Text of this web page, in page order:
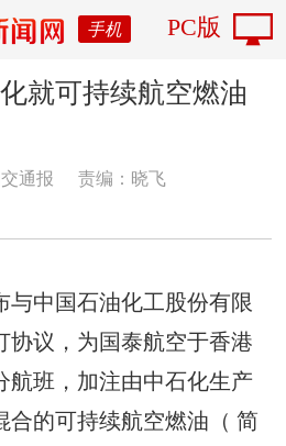
手机 PC版
就可持续航空燃油
通报
责编：晓飞
与中国石油化工股份有限
协议，为国泰航空于香港
航班，加注由中石化生产
合的可持续航空燃油（ 简